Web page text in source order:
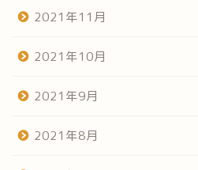
2021年11月
2021年10月
2021年9月
2021年8月